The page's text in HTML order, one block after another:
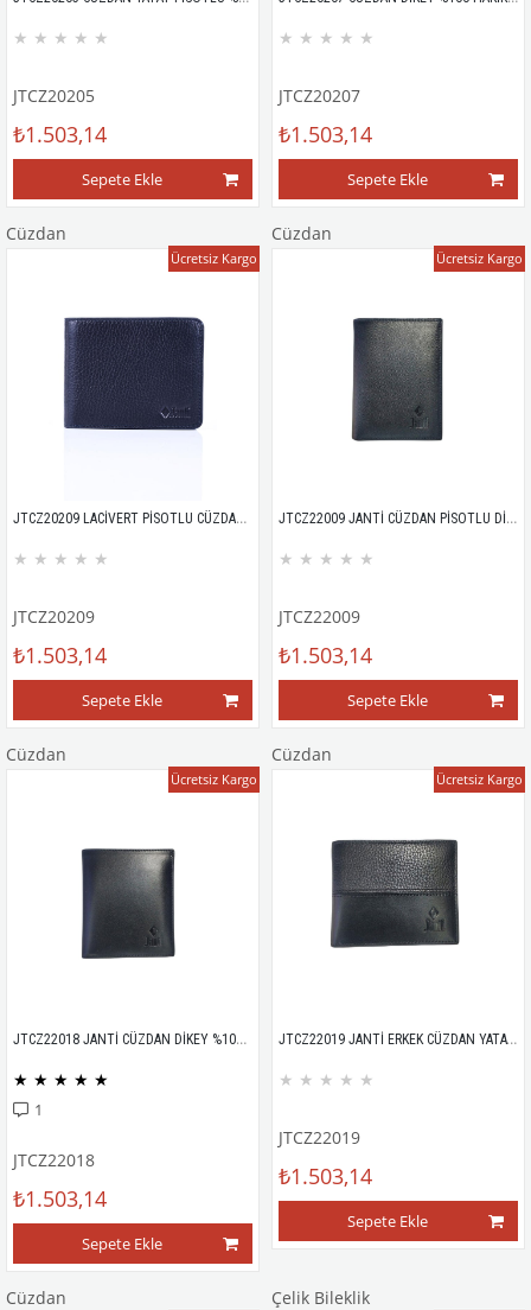
★ ★ ★ ★ ★
JTCZ20205
₺1.503,14
Sepete Ekle
★ ★ ★ ★ ★
JTCZ20207
₺1.503,14
Sepete Ekle
Cüzdan
JTCZ20209 LACİVERT PİSOTLU CÜZDAN YATAY %100 HAKİKİ DERİ FLOTER
★ ★ ★ ★ ★
JTCZ20209
₺1.503,14
Sepete Ekle
Ücretsiz Kargo
Cüzdan
JTCZ22009 JANTİ CÜZDAN PİSOTLU DİKEY %100 DERİ MİCRO
★ ★ ★ ★ ★
JTCZ22009
₺1.503,14
Sepete Ekle
Ücretsiz Kargo
Cüzdan
JTCZ22018 JANTİ CÜZDAN DİKEY %100 DERİ ANALİN 2016
★ ★ ★ ★ ★
1
JTCZ22018
₺1.503,14
Sepete Ekle
Ücretsiz Kargo
Cüzdan
JTCZ22019 JANTİ ERKEK CÜZDAN YATAY %100 DERİ ANALİN + FLOTER 22065
★ ★ ★ ★ ★
JTCZ22019
₺1.503,14
Sepete Ekle
Ücretsiz Kargo
Cüzdan Çelik Bileklik